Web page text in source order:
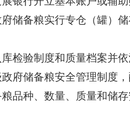
府储备粮实行专仓（罐）
库检验制度和质量档案并
政府储备粮安全管理制度
品种、数量、质量和储